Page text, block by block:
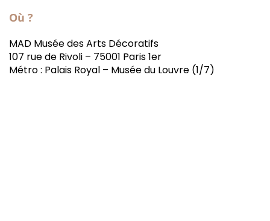
Où ?
MAD Musée des Arts Décoratifs
107 rue de Rivoli – 75001 Paris 1er
Métro : Palais Royal – Musée du Louvre (1/7)